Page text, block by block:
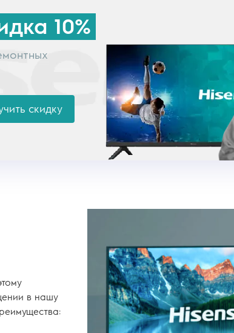
10%
скидку
в нашу